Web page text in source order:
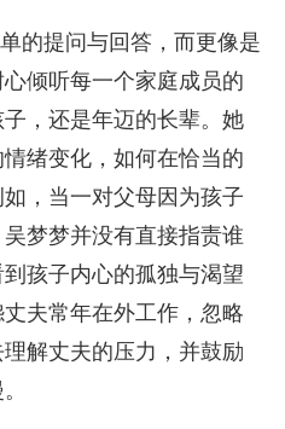
的提问与回答，而更像是
倾听每一个家庭成员的
，还是年迈的长辈。她
绪变化，如何在恰当的
，当一对父母因为孩子
梦梦并没有直接指责谁
孩子内心的孤独与渴望
夫常年在外工作，忽略
解丈夫的压力，并鼓励